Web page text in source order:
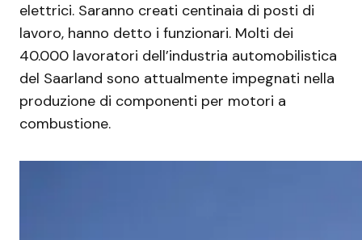
elettrici. Saranno creati centinaia di posti di
lavoro, hanno detto i funzionari. Molti dei
40.000 lavoratori dell’industria automobilistica
del Saarland sono attualmente impegnati nella
produzione di componenti per motori a
combustione.